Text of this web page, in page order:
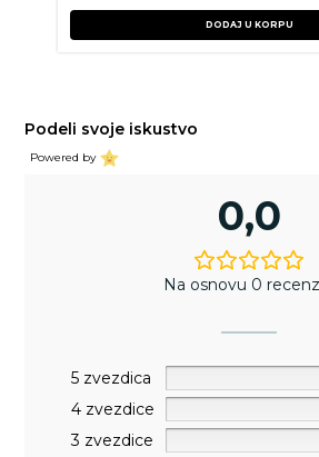
DODAJ U KORPU
Podeli svoje iskustvo
Powered by
0,0
Na osnovu 0
5 zvezdica
4 zvezdice
3 zvezdice